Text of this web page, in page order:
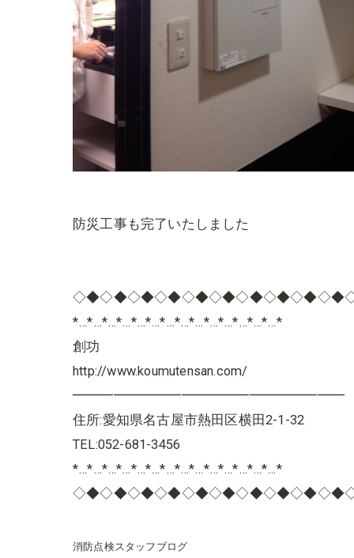
防災工事も完了いたしました
*…*…*…*…*…*…*…*…*…*…*…*…*…*…*
創功
http://www.koumutensan.com/
━━━━━━━━━━━━━━━━━━━━
住所:愛知県名古屋市熱田区横田2-1-32
TEL:052-681-3456
*…*…*…*…*…*…*…*…*…*…*…*…*…*…*
消防点検スタッフブログ